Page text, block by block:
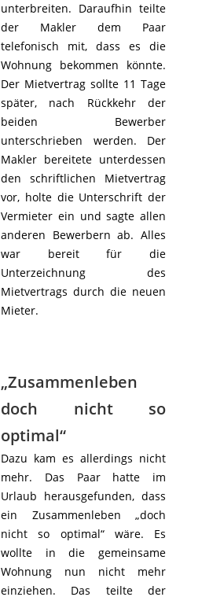
unterbreiten. Daraufhin teilte
der Makler dem Paar
telefonisch mit, dass es die
Wohnung bekommen könnte.
Der Mietvertrag sollte 11 Tage
später, nach Rückkehr der
beiden Bewerber
unterschrieben werden. Der
Makler bereitete unterdessen
den schriftlichen Mietvertrag
vor, holte die Unterschrift der
Vermieter ein und sagte allen
anderen Bewerbern ab. Alles
war bereit für die
Unterzeichnung des
Mietvertrags durch die neuen
Mieter.
„Zusammenleben
doch nicht so
optimal“
Dazu kam es allerdings nicht
mehr. Das Paar hatte im
Urlaub herausgefunden, dass
ein Zusammenleben „doch
nicht so optimal“ wäre. Es
wollte in die gemeinsame
Wohnung nun nicht mehr
einziehen. Das teilte der